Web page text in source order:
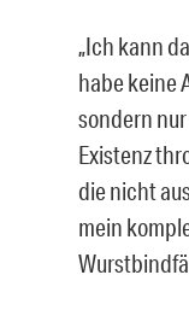
„Ich kann
habe keine
sondern
Existenz
die nicht
mein